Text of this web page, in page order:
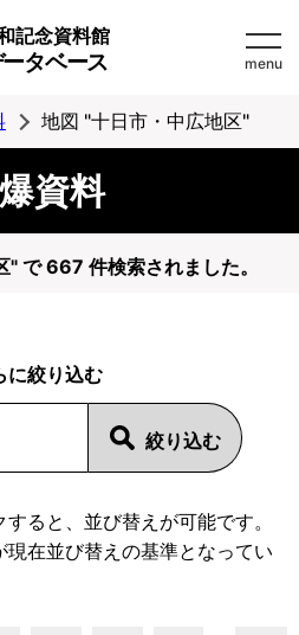
記念資料館
タベース menu
地図 "十日市・中広地区"
資料
で 667 件検索されました。
に絞り込む
ると、並び替えが可能です。
在並び替えの基準となってい